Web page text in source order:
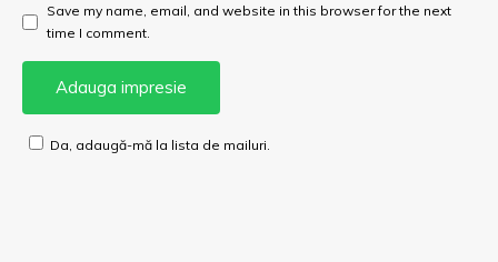
Save my name, email, and website in this browser for the next
time I comment.
Da, adaugă-mă la lista de mailuri.